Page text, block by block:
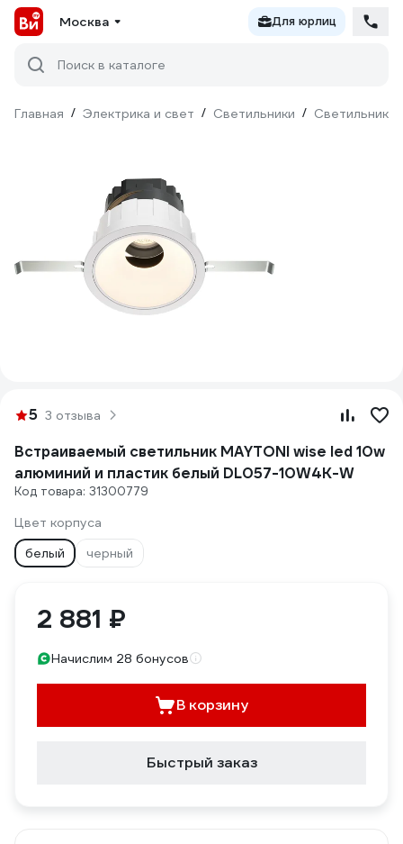
Москва Для юрлиц
Поиск в каталоге
Главная / Электрика и свет / Светильники / Светильники
5 3 отзыва
Встраиваемый светильник MAYTONI wise led 10w
алюминий и пластик белый DL057-10W4K-W
Код товара: 31300779
Цвет корпуса
белый
черный
2 881 ₽
Начислим 28 бонусов
В корзину
Быстрый заказ